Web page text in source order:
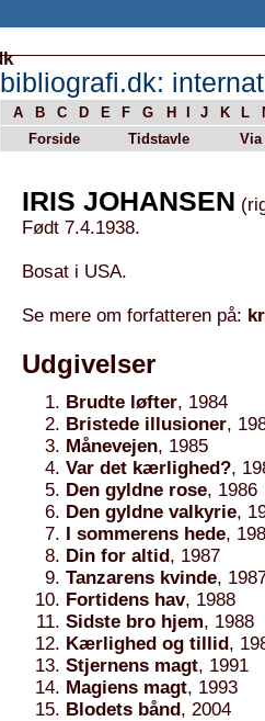
bibliografi.dk:
A B C D E F G H J K L
Forside
Tidstavle Via
IRIS JOHANSEN
Født 7.4.1938.
Bosat i USA.
Se mere om forfatteren på:
Udgivelser
Brudte løfter, 1984
Bristede illusioner,
Månevejen, 1985
Var det kærlighed?,
Den gyldne rose, 1986
Den gyldne valkyrie,
I sommerens hede,
Din for altid, 1987
Tanzarens kvinde,
Fortidens hav, 1988
Sidste bro hjem, 1988
Kærlighed og tillid,
Stjernens magt, 1991
Magiens magt, 1993
Blodets bånd, 2004